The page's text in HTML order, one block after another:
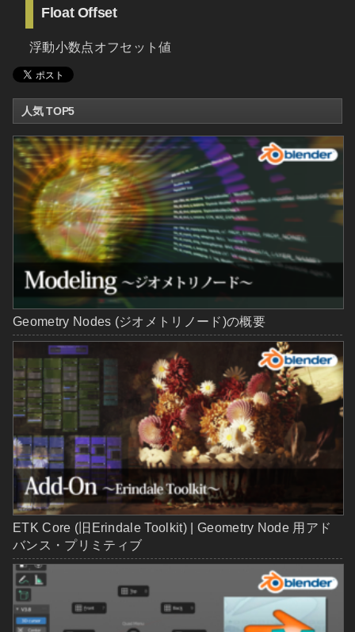
Float Offset
浮動小数点オフセット値
人気 TOP5
Geometry Nodes (ジオメトリノード)の概要
ETK Core (旧Erindale Toolkit) | Geometry Node 用アド
バンス・プリミティブ